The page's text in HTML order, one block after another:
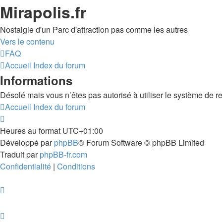
Mirapolis.fr
Nostalgie d'un Parc d'attraction pas comme les autres
Vers le contenu
FAQ
Accueil Index du forum
Informations
Désolé mais vous n’êtes pas autorisé à utiliser le système de
Accueil Index du forum
Heures au format UTC+01:00
Développé parphpBB® Forum Software © phpBB Limited
Traduit parphpBB-fr.com
Confidentialité | Conditions